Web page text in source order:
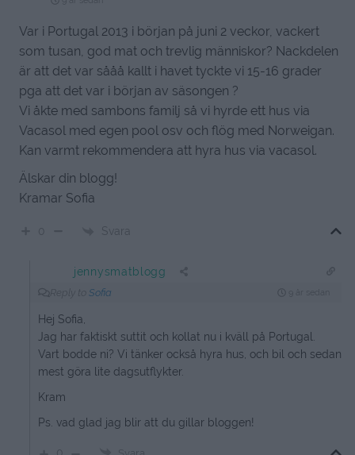
Var i Portugal 2013 i början på juni 2 veckor, vackert
som tusan, god mat och trevlig människor? Nackdelen
är att det var sååå kallt i havet tyckte vi 15-16 grader
pga att det var i början av säsongen ?
Vi åkte med sambons familj så vi hyrde ett hus via
Vacasol med egen pool osv och flög med Norweigan.
Kan varmt rekommendera att hyra hus via vacasol.
Älskar din blogg!
Kramar Sofia
0 Svara
jennysmatblogg
Sofia
Hej Sofia,
Jag har faktiskt suttit och kollat nu i kväll på Portugal.
Vart bodde ni? Vi tänker också hyra hus, och bil och sedan
mest göra lite dagsutflykter.
Kram
Ps. vad glad jag blir att du gillar bloggen!